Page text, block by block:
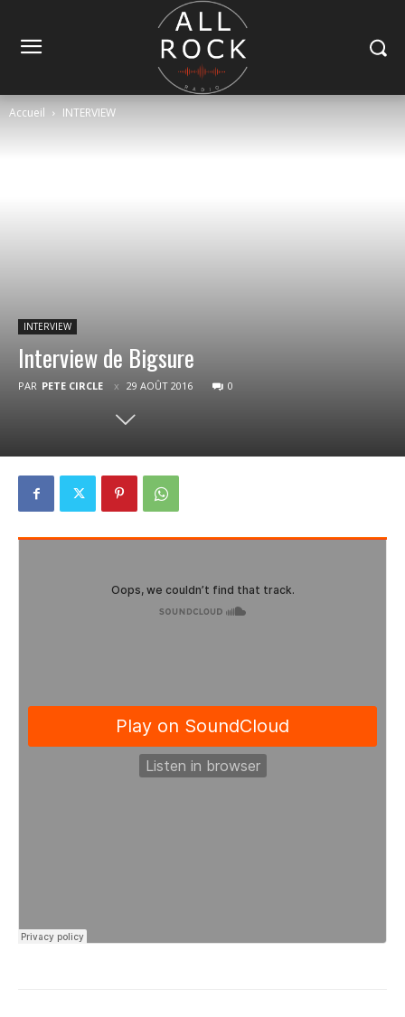
Accueil INTERVIEW
INTERVIEW
Interview de Bigsure
PAR PETE CIRCLE 29 AOÛT 2016 0